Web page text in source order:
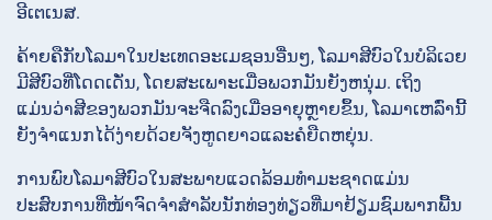
ອີເຕເນສ.
ຄ້າຍຄືກັບໂລມາໃນປະເທດອະເມຊອນອື່ນໆ, ໂລມາສີບົວໃນບໍລິເວຍ
ມີສີບົວທີ່ໂດດເດັ່ນ, ໂດຍສະເພາະເມື່ອພວກມັນຍັງຫນຸ່ມ. ເຖິງ
ແມ່ນວ່າສີຂອງພວກມັນຈະຈືດລົງເມື່ອອາຍຸຫຼາຍຂຶ້ນ, ໂລມາເຫລົ່ານີ້
ຍັງຈຳແນກໄດ້ງ່າຍດ້ວຍຈັງຫູດຍາວແລະຄໍຍືດຫຍຸ່ນ.
ການພົບໂລມາສີບົວໃນສະພາບແວດລ້ອມທຳມະຊາດແມ່ນ
ປະສົບການທີ່ໜ້າຈົດຈຳສຳລັບນັກທ່ອງທ່ຽວທີ່ມາຢ້ຽມຊົມພາກພື້ນ